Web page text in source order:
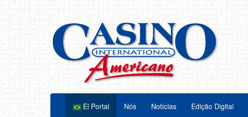
El Portal Nós Notícias Edição Digital